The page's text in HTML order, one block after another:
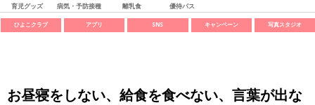
育児グッズ 病気・予防接種 離乳食 優待パス
ひよこクラブ アプリ SNS キャンペーン 写真スタジオ
お昼寝をしない、給食を食べない、言葉が出な